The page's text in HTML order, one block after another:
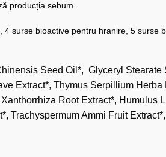
producția sebum.
surse bioactive pentru hranire, 5
Seed Oil*, Glyceryl
Extract*, Thymus Serpillium
Root Extract*,
Trachyspermum Ammi Fruit